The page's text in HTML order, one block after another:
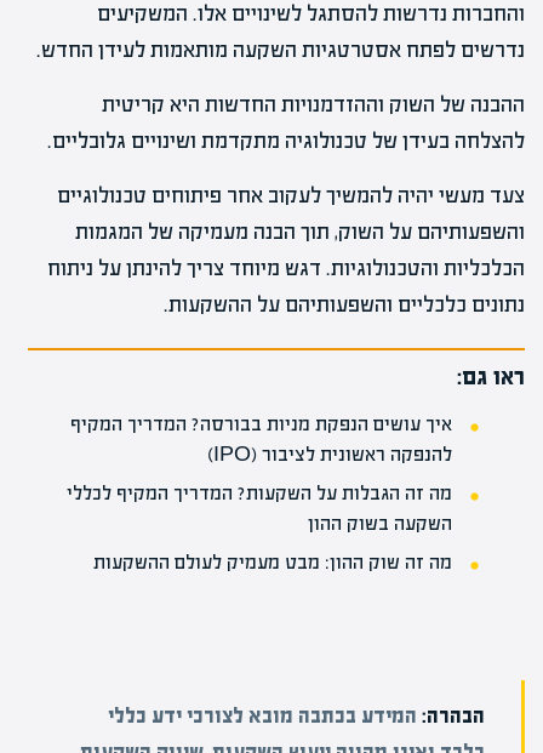
והחברות נדרשות להסתגל לשינויים אלו. המשקיעים
נדרשים לפתח אסטרטגיות השקעה מותאמות לעידן החדש.
ההבנה של השוק וההזדמנויות החדשות היא קריטית
להצלחה בעידן של טכנולוגיה מתקדמת ושינויים גלובליים.
צעד מעשי יהיה להמשיך לעקוב אחר פיתוחים טכנולוגיים
והשפעותיהם על השוק, תוך הבנה מעמיקה של המגמות
הכלכליות והטכנולוגיות. דגש מיוחד צריך להינתן על ניתוח
נתונים כלכליים והשפעותיהם על ההשקעות.
ראו גם:
איך עושים הנפקת מניות בבורסה? המדריך המקיף
להנפקה ראשונית לציבור (IPO)
מה זה הגבלות על השקעות? המדריך המקיף לכללי
השקעה בשוק ההון
מה זה שוק ההון: מבט מעמיק לעולם ההשקעות
הבהרה: המידע בכתבה מובא לצורכי ידע כללי